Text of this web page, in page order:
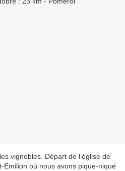
vignobles. Départ de l’église de
Emilion où nous avons pique-niqué